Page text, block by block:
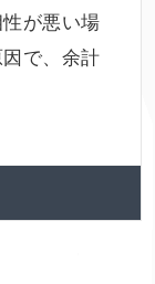
が悪い場
で、余計